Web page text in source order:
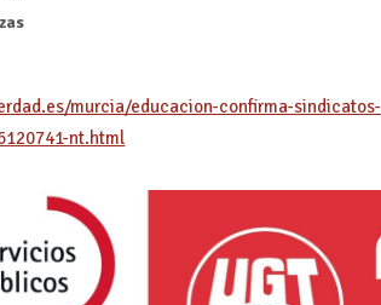
murcia/educacion-confirma-sindicatos-
nt.html